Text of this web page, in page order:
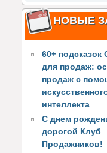
НОВЫЕ
60+ подсказок
для продаж:
продаж с
интеллекта
С днем
дорогой Клуб
Продажников!